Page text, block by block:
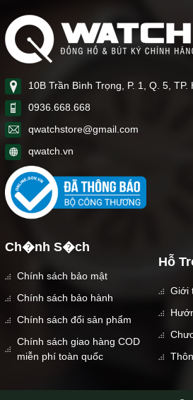
10B Trần Bình Trọng, P. 1, Q. 5, TP.
0936.668.668
qwatchstore@gmail.com
qwatch.vn
Ch�nh S�ch
Chính sách bảo mật
Chính sách bảo hành
Chính sách đổi sản phẩm
Chính sách giao hàng COD
miễn phí toàn quốc
Hỗ
Giới